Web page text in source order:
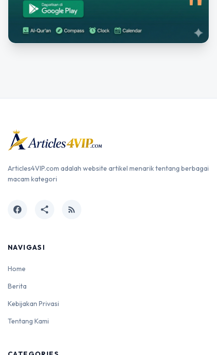
Articles4VIP.com adalah website artikel menarik tentang berbagai
macam kategori
facebook share rss_feed
NAVIGASI
Home
Berita
Kebijakan Privasi
Tentang Kami